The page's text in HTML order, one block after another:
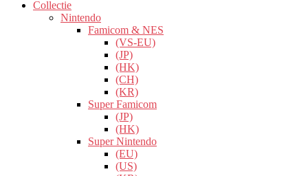
Collectie
Nintendo
Famicom & NES
(VS-EU)
(JP)
(HK)
(CH)
(KR)
Super Famicom
(JP)
(HK)
Super Nintendo
(EU)
(US)